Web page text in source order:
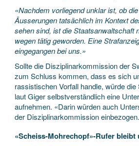
«Nachdem vorliegend unklar ist, ob
Äusserungen tatsächlich im Kontext
sehen sind, ist die Staatsanwaltschaft
wegen tätig geworden. Eine
eingegangen bei uns.»
Sollte die Disziplinarkommission der
zum Schluss kommen, dass es sich
rassistischen Vorfall handle, würde
laut Giger selbstverständlich eine
aufnehmen. «Darin würden auch
der Disziplinarkommission
«Scheiss-Mohrechopf»-Rufer bleibt